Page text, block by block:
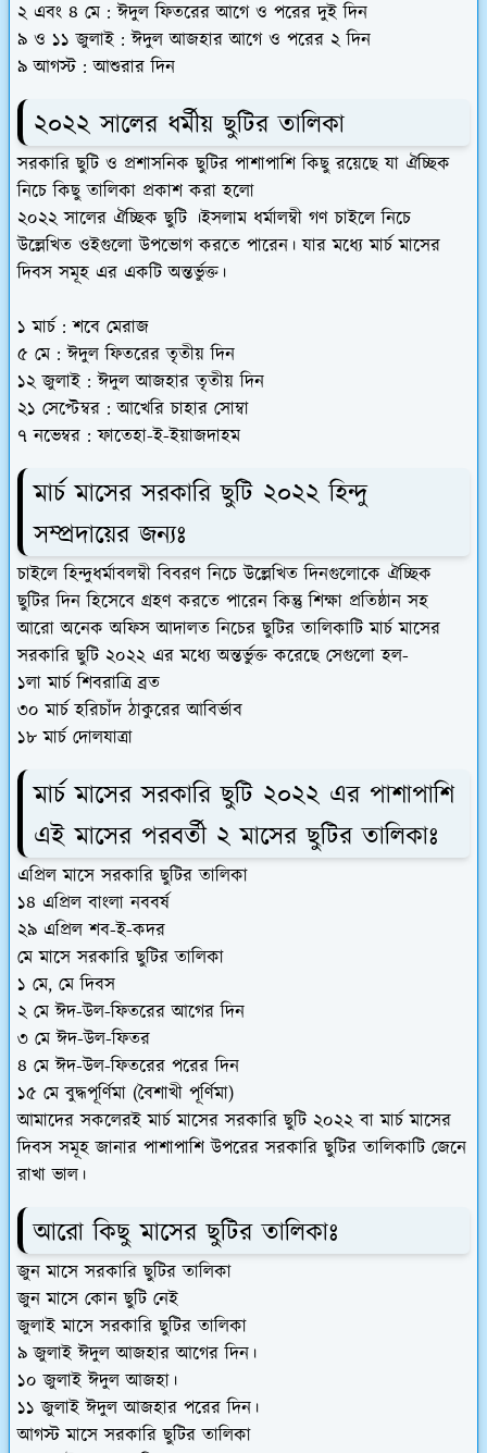
২ এবং ৪ মে : ঈদুল ফিতরের আগে ও পরের দুই দিন
৯ ও ১১ জুলাই : ঈদুল আজহার আগে ও পরের ২ দিন
৯ আগস্ট : আশুরার দিন
২০২২ সালের ধর্মীয় ছুটির তালিকা
সরকারি ছুটি ও প্রশাসনিক ছুটির পাশাপাশি কিছু রয়েছে যা ঐচ্ছিক
নিচে কিছু তালিকা প্রকাশ করা হলো
২০২২ সালের ঐচ্ছিক ছুটি ।ইসলাম ধর্মালম্বী গণ চাইলে নিচে
উল্লেখিত ওইগুলো উপভোগ করতে পারেন। যার মধ্যে মার্চ মাসের
দিবস সমূহ এর একটি অন্তর্ভুক্ত।
১ মার্চ : শবে মেরাজ
৫ মে : ঈদুল ফিতরের তৃতীয় দিন
১২ জুলাই : ঈদুল আজহার তৃতীয় দিন
২১ সেপ্টেম্বর : আখেরি চাহার সোম্বা
৭ নভেম্বর : ফাতেহা-ই-ইয়াজদাহম
মার্চ মাসের সরকারি ছুটি ২০২২ হিন্দু
সম্প্রদায়ের জন্যঃ
চাইলে হিন্দুধর্মাবলম্বী বিবরণ নিচে উল্লেখিত দিনগুলোকে ঐচ্ছিক
ছুটির দিন হিসেবে গ্রহণ করতে পারেন কিন্তু শিক্ষা প্রতিষ্ঠান সহ
আরো অনেক অফিস আদালত নিচের ছুটির তালিকাটি মার্চ মাসের
সরকারি ছুটি ২০২২ এর মধ্যে অন্তর্ভুক্ত করেছে সেগুলো হল-
১লা মার্চ শিবরাত্রি ব্রত
৩০ মার্চ হরিচাঁদ ঠাকুরের আবির্ভাব
১৮ মার্চ দোলযাত্রা
মার্চ মাসের সরকারি ছুটি ২০২২ এর পাশাপাশি
এই মাসের পরবর্তী ২ মাসের ছুটির তালিকাঃ
এপ্রিল মাসে সরকারি ছুটির তালিকা
১৪ এপ্রিল বাংলা নববর্ষ
২৯ এপ্রিল শব-ই-কদর
মে মাসে সরকারি ছুটির তালিকা
১ মে, মে দিবস
২ মে ঈদ-উল-ফিতরের আগের দিন
৩ মে ঈদ-উল-ফিতর
৪ মে ঈদ-উল-ফিতরের পরের দিন
১৫ মে বুদ্ধপূর্ণিমা (বৈশাখী পূর্ণিমা)
আমাদের সকলেরই মার্চ মাসের সরকারি ছুটি ২০২২ বা মার্চ মাসের
দিবস সমূহ জানার পাশাপাশি উপরের সরকারি ছুটির তালিকাটি জেনে
রাখা ভাল।
আরো কিছু মাসের ছুটির তালিকাঃ
জুন মাসে সরকারি ছুটির তালিকা
জুন মাসে কোন ছুটি নেই
জুলাই মাসে সরকারি ছুটির তালিকা
৯ জুলাই ঈদুল আজহার আগের দিন।
১০ জুলাই ঈদুল আজহা।
১১ জুলাই ঈদুল আজহার পরের দিন।
আগস্ট মাসে সরকারি ছুটির তালিকা